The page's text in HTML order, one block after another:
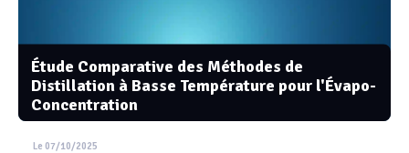
Étude Comparative des Méthodes de
Distillation à Basse Température pour l'Évapo-
Concentration
Le 07/10/2025